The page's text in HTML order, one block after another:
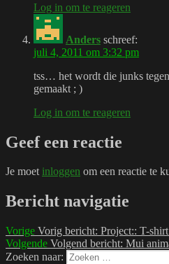
Log in om te reageren
Anders schreef:
juli 4, 2011 om 3:32 pm
tss… het wordt die junks
gemaakt ; )
Log in om te reageren
Geef een reactie
Je moetinloggen om een reactie te
Bericht navigatie
Vorige Vorig bericht: Project:: T-
Volgende Volgend bericht: Mui
Zoeken naar: